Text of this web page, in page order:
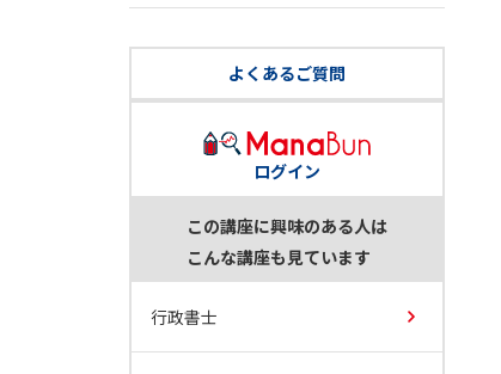
よくあるご質問
ログイン
この講座に興味のある人は
こんな講座も見ています
行政書士